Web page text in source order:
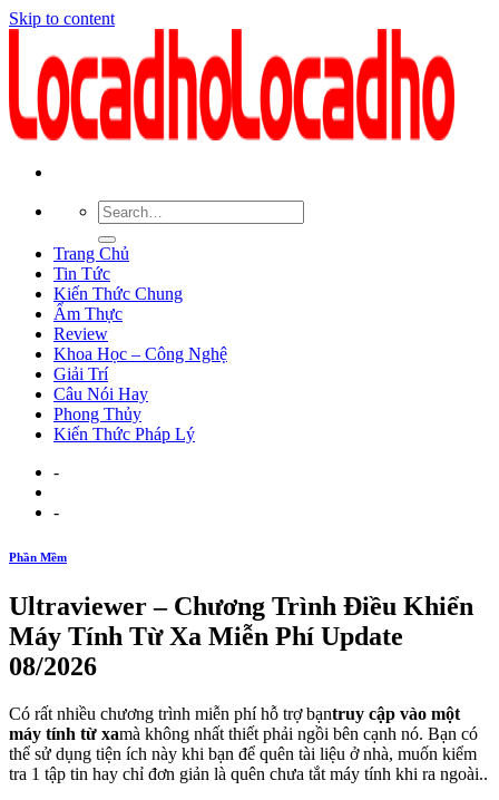
Skip to content
Trang Chủ
Tin Tức
Kiến Thức Chung
Ẩm Thực
Review
Khoa Học – Công Nghệ
Giải Trí
Câu Nói Hay
Phong Thủy
Kiến Thức Pháp Lý
-
-
Phần Mềm
Ultraviewer – Chương Trình Điều Khiển
Máy Tính Từ Xa Miễn Phí Update
08/2026
Có rất nhiều chương trình miễn phí hỗ trợ bạntruy cập vào một
máy tính từ xamà không nhất thiết phải ngồi bên cạnh nó. Bạn có
thể sử dụng tiện ích này khi bạn để quên tài liệu ở nhà, muốn kiểm
tra 1 tập tin hay chỉ đơn giản là quên chưa tắt máy tính khi ra ngoài..